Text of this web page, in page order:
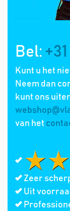
Bel:
Kunt u het
Neem dan
kunt ons
van het
Zeer
Uit